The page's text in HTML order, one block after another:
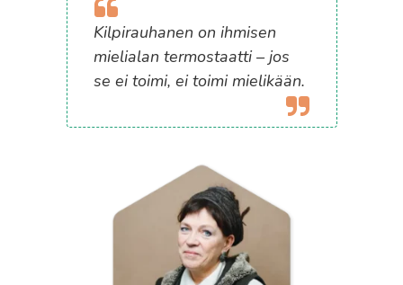
Kilpirauhanen on ihmisen
mielialan termostaatti – jos
se ei toimi, ei toimi mielikään.